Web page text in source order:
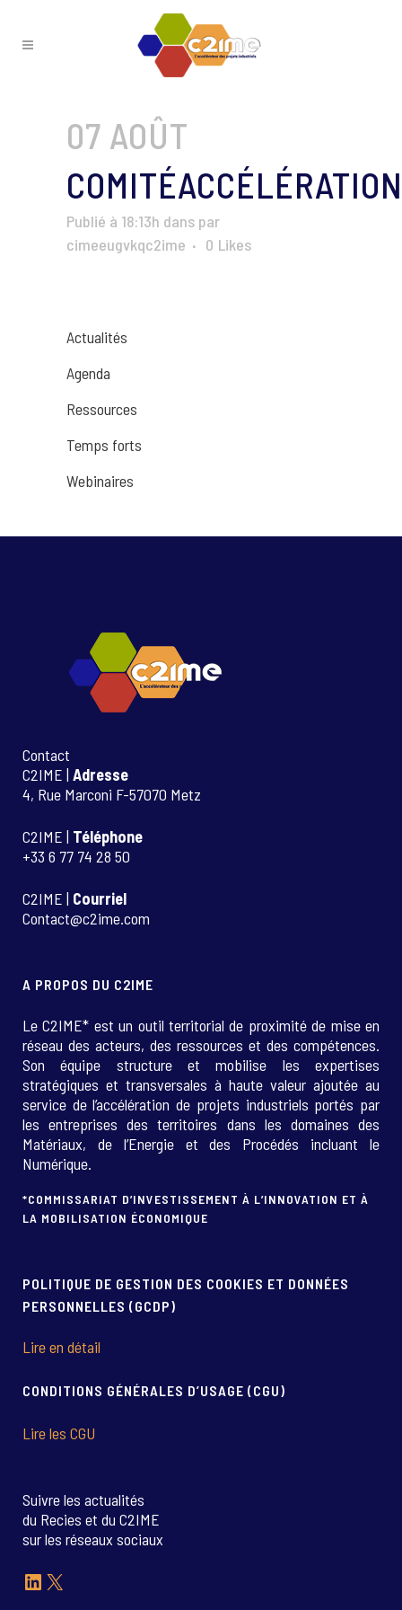
07 AOÛT
Publié à 18:13h dans par
cimeeugvkqc2ime
0 Likes
Actualités
Agenda
Ressources
Temps forts
Webinaires
Contact
C2IME | Adresse
4, Rue Marconi F-57070 Metz
C2IME | Téléphone
+33 6 77 74 28 50
C2IME | Courriel
Contact@c2ime.com
A PROPOS DU C2IME
Le C2IME* est un outil territorial de proximité de mise en
réseau des acteurs, des ressources et des compétences.
Son équipe structure et mobilise les expertises
stratégiques et transversales à haute valeur ajoutée au
service de l’accélération de projets industriels portés par
les entreprises des territoires dans les domaines des
Matériaux, de l’Energie et des Procédés incluant le
Numérique.
*COMMISSARIAT D’INVESTISSEMENT À L’INNOVATION ET À
LA MOBILISATION ÉCONOMIQUE
POLITIQUE DE GESTION DES COOKIES ET DONNÉES
PERSONNELLES (GCDP)
Lire en détail
CONDITIONS GÉNÉRALES D’USAGE (CGU)
Lire les CGU
Suivre les actualités
du Recies et du C2IME
sur les réseaux sociaux
LinkedIn
X